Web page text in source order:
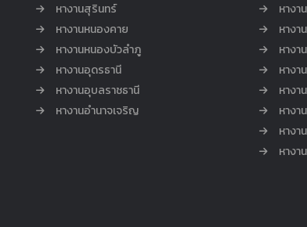
หางานสุรินทร์
หางานหนองคาย
หางานหนองบัวลำภู
หางานอุดรธานี
หางานอุบลราชธานี
หางานอำนาจเจริญ
หาง
หาง
หางา
หาง
หางา
หาง
หางา
หางา